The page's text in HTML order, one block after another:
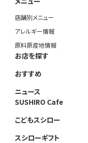
店舗別メニュー
アレルギー情報
原料原産地情報
お店を探す
おすすめ
ニュース
SUSHIRO Cafe
こどもスシロー
スシローギフト